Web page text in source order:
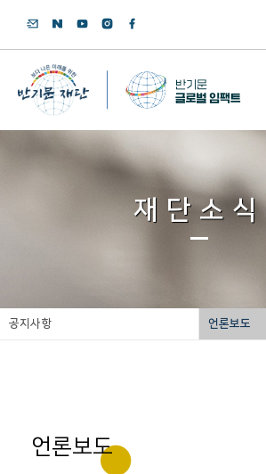
재단소식
공지사항 언론보도
언론보도